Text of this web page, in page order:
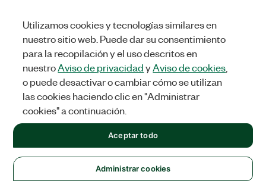
Comentarios
TwitterFacebook
LinkedIn
©2026NATIONAL INSTRUMENTS CORP. TODOS LOS DERECHOS
RESERVADOS.
Utilizamos cookies y tecnologías similares en
nuestro sitio web. Puede dar su consentimiento
para la recopilación y el uso descritos en
nuestroAviso de privacidadyAviso de cookies
o puede desactivar o cambiar cómo se utilizan
las cookies haciendo clic en "Administrar
cookies" a continuación.
Administrar cookies
Aceptar todo